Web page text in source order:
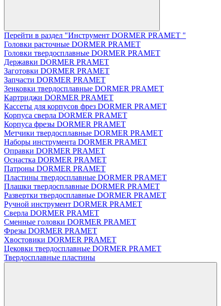
Перейти в раздел "Инструмент DORMER PRAMET "
Головки расточные DORMER PRAMET
Головки твердосплавные DORMER PRAMET
Державки DORMER PRAMET
Заготовки DORMER PRAMET
Запчасти DORMER PRAMET
Зенковки твердосплавные DORMER PRAMET
Картриджи DORMER PRAMET
Кассеты для корпусов фрез DORMER PRAMET
Корпуса сверла DORMER PRAMET
Корпуса фрезы DORMER PRAMET
Метчики твердосплавные DORMER PRAMET
Наборы инструмента DORMER PRAMET
Оправки DORMER PRAMET
Оснастка DORMER PRAMET
Патроны DORMER PRAMET
Пластины твердосплавные DORMER PRAMET
Плашки твердосплавные DORMER PRAMET
Развертки твердосплавные DORMER PRAMET
Ручной инструмент DORMER PRAMET
Сверла DORMER PRAMET
Сменные головки DORMER PRAMET
Фрезы DORMER PRAMET
Хвостовики DORMER PRAMET
Цековки твердосплавные DORMER PRAMET
Твердосплавные пластины